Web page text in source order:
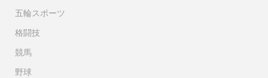
五輪スポーツ
格闘技
競馬
野球